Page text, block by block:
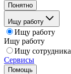
Понятно
Ищу работу
Ищу работу
Ищу работу
Ищу сотрудника
Сервисы
Помощь